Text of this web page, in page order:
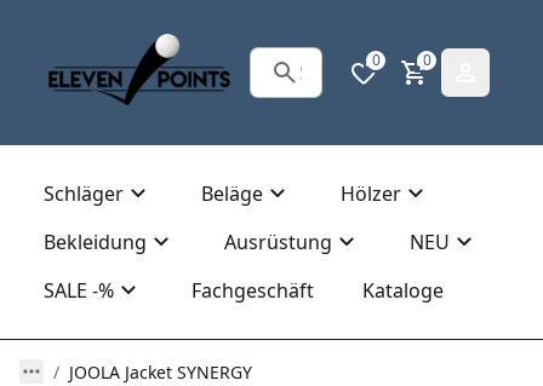
0 0
Schläger Beläge
Hölzer
Bekleidung
Ausrüstung
NEU
SALE -%
Fachgeschäft Kataloge
JOOLA Jacket SYNERGY